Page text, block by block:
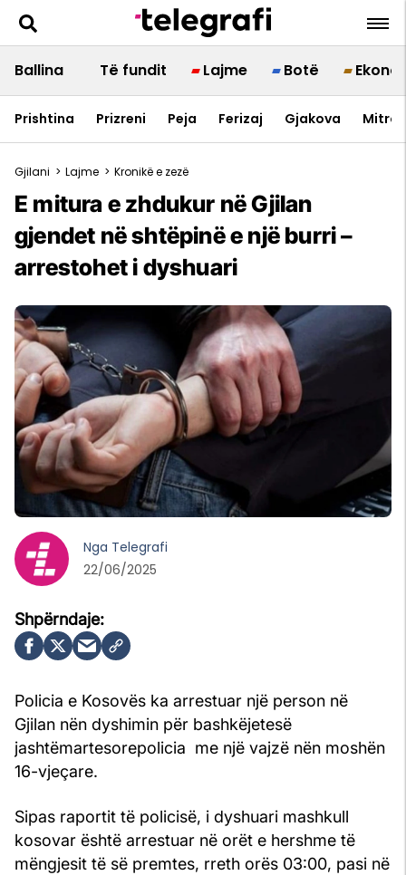
Ballina Të fundit Lajme Botë
Prishtina Prizreni Peja Ferizaj Gjakova
Gjilani > Lajme > Kronikë e zezë
E mitura e zhdukur në Gjilan
gjendet në shtëpinë e një burri –
arrestohet i dyshuari
Policia e Kosovës ka arrestuar një person në
Gjilan nën dyshimin për bashkëjetesë
jashtëmartesorepolicia me një vajzë nën moshën
16-vjeçare.
Sipas raportit të policisë, i dyshuari mashkull
kosovar është arrestuar në orët e hershme të
mëngjesit të së premtes, rreth orës 03:00, pasi në
Nga Telegrafi
22/06/2025